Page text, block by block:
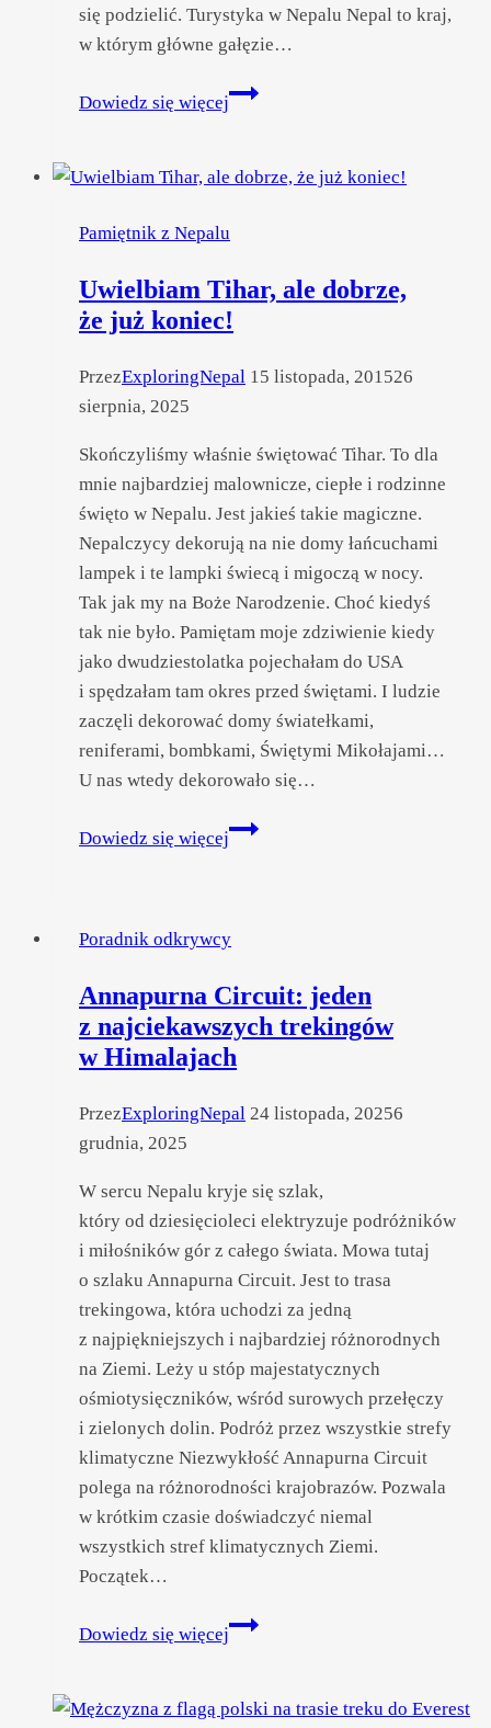
się podzielić. Turystyka w Nepalu Nepal to kraj,
w którym główne gałęzie…
Dowiedz się więcej
Nepal
słów
pobytu
Pamiętnik z Nepalu
Uwielbiam Tihar, ale dobrze,
że już koniec!
PrzezExploringNepal 15 listopada, 201526
sierpnia, 2025
Skończyliśmy właśnie świętować Tihar. To dla
mnie najbardziej malownicze, ciepłe i rodzinne
święto w Nepalu. Jest jakieś takie magiczne.
Nepalczycy dekorują na nie domy łańcuchami
lampek i te lampki świecą i migoczą w nocy.
Tak jak my na Boże Narodzenie. Choć kiedyś
tak nie było. Pamiętam moje zdziwienie kiedy
jako dwudziestolatka pojechałam do USA
i spędzałam tam okres przed świętami. I ludzie
zaczęli dekorować domy światełkami,
reniferami, bombkami, Świętymi Mikołajami…
U nas wtedy dekorowało się…
Dowiedz się więcej
Uwielbiam
koniec!
Poradnik odkrywcy
Annapurna Circuit: jeden
z najciekawszych trekingów
w Himalajach
PrzezExploringNepal 24 listopada, 20256
grudnia, 2025
W sercu Nepalu kryje się szlak,
który od dziesięcioleci elektryzuje podróżników
i miłośników gór z całego świata. Mowa tutaj
o szlaku Annapurna Circuit. Jest to trasa
trekingowa, która uchodzi za jedną
z najpiękniejszych i najbardziej różnorodnych
na Ziemi. Leży u stóp majestatycznych
ośmiotysięczników, wśród surowych przełęczy
i zielonych dolin. Podróż przez wszystkie strefy
klimatyczne Niezwykłość Annapurna Circuit
polega na różnorodności krajobrazów. Pozwala
w krótkim czasie doświadczyć niemal
wszystkich stref klimatycznych Ziemi.
Początek…
Dowiedz się więcej
Annapurna
z najciekawszych